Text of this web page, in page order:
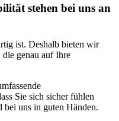
stehen bei uns an
ist. Deshalb bieten wir
die genau auf Ihre
Sie sich sicher fühlen
bei uns in guten Händen.